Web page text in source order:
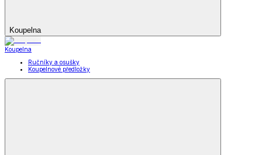
Koupelna
Koupelna
Ručníky a osušky
Koupelnové předložky